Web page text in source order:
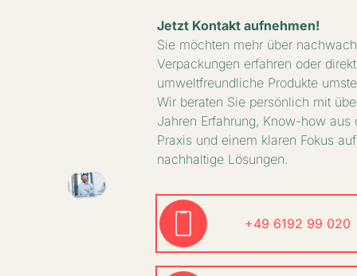
Blätter ab, so wie bei unseren
Laubbäumen im Herbst. In der Produktion
werden die Blätter mit reinem
Quellwasser unter Hochdruck gereinigt,
bis sie sauber sind. Das verwendete
Wasser ist unbehandelt und wird
anschließend ins umliegende Ökosystem
zurückgeführt. Unter Hitze und Druck
werden die Blätter anschließend in Form
gebracht und geschnitten und hygienisch
gereinigt. Zum Schluss werden sie poliert
und unter UV-Licht entkeimt. Somit ist
garantiert, dass Sie ein hygienisch
einwandfreies Produkt verwenden.
Jetzt Kontakt aufnehmen!
Sie möchten mehr über
Verpackungen erfahren oder
umweltfreundliche Produkte
Wir beraten Sie persönlich mit
Jahren Erfahrung, Know-how aus
Praxis und einem klaren Fokus auf
nachhaltige Lösungen.
+49 6192 99 020